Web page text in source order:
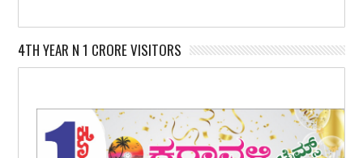
4TH YEAR N 1 CRORE VISITORS